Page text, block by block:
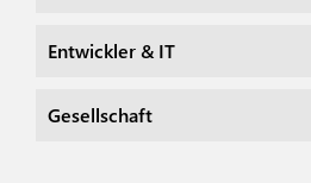
Entwickler & IT
Gesellschaft